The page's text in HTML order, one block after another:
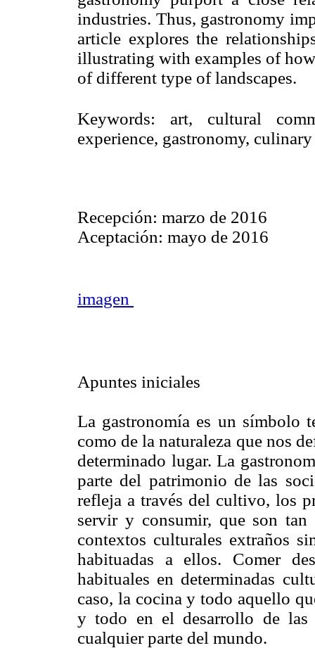
industries. Thus, gastronomy
article explores the
illustrating with examples of
of different type of landscapes.
Keywords: art, cultural
experience, gastronomy,
Recepción: marzo de 2016
Aceptación: mayo de 2016
imagen
Apuntes iniciales
La gastronomía es un símbolo
como de la naturaleza que nos
determinado lugar. La
parte del patrimonio de las
refleja a través del cultivo, los
servir y consumir, que son
contextos culturales extraños
habituadas a ellos. Comer
habituales en determinadas
caso, la cocina y todo aquello
y todo en el desarrollo de las
cualquier parte del mundo.